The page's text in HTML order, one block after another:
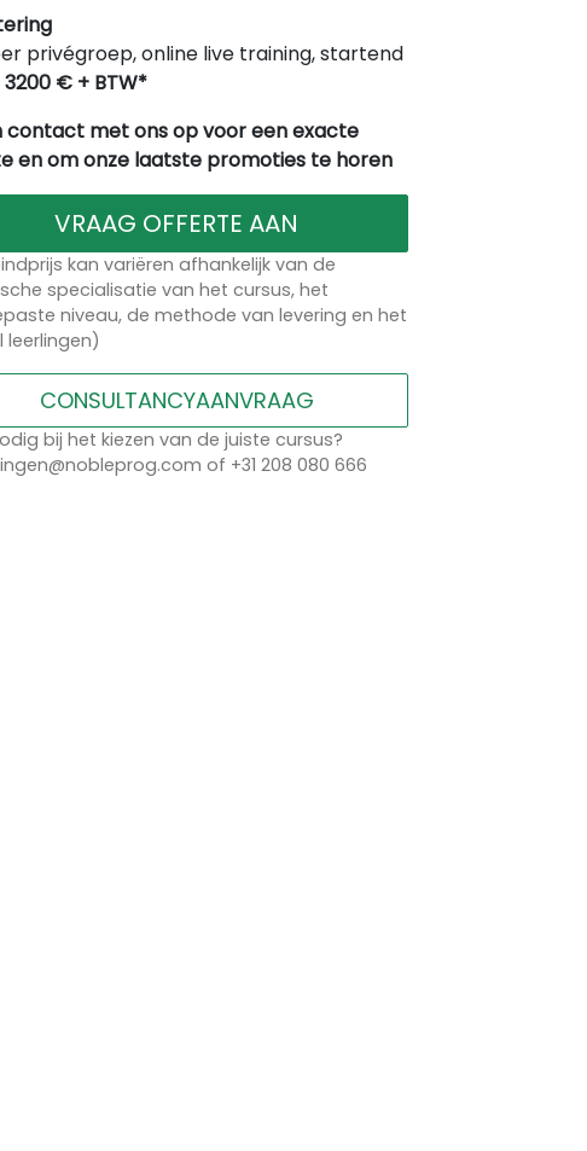
privégroep, online live training, startend
3200 € + BTW*
contact met ons op voor een exacte
en om onze laatste promoties te horen
VRAAG OFFERTE AAN
kan variëren afhankelijk van de
specialisatie van het cursus, het
niveau, de methode van levering en het
leerlingen)
CONSULTANCYAANVRAAG
bij het kiezen van de juiste cursus?
of +31 208 080 666